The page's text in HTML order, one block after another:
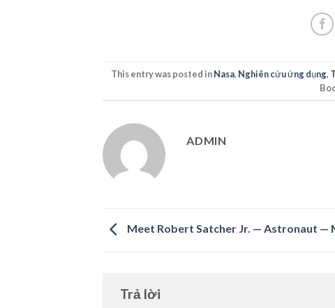
This entry was posted inNasa, Nghiên cứu ứng dụng,
ADMIN
Meet Robert Satcher Jr. — Astronaut —
Trả lời